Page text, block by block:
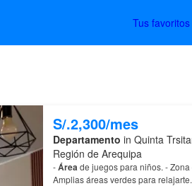
Tus favoritos
S/.2,300/mes
Departamento in Quinta
Región de Arequipa
-Áreade juegos para niños. -
Amplias áreas verdes para relajarte.